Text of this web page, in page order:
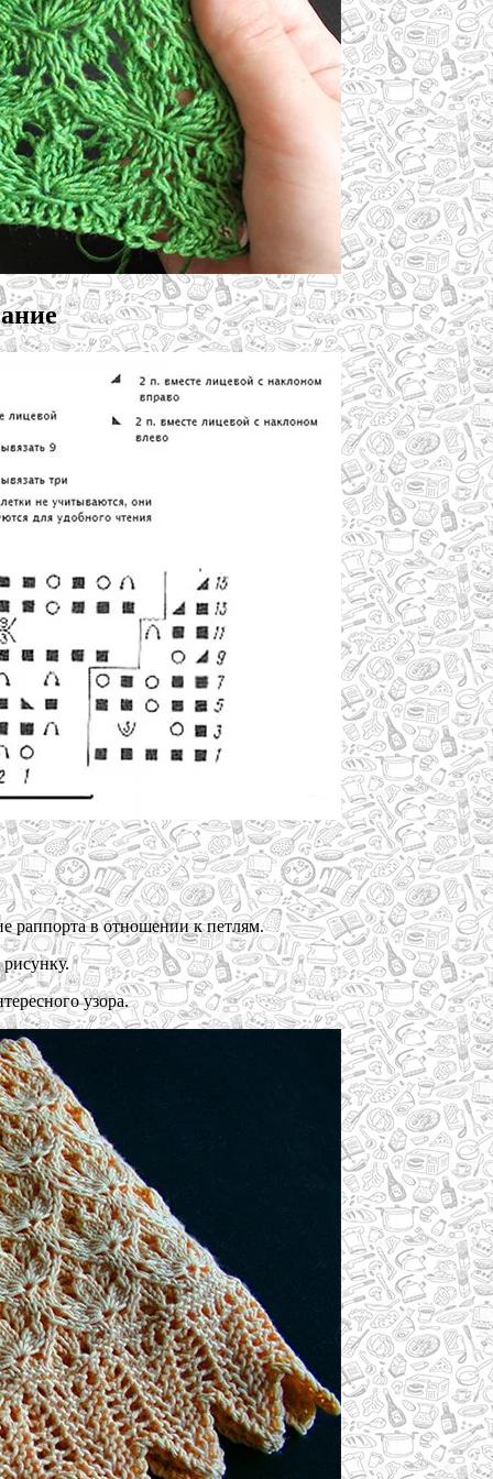
раппорта в отношении к петлям.
узора.